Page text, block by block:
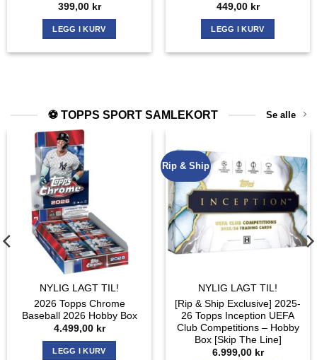
399,00 kr
LEGG I KURV
449,00 kr
LEGG I KURV
⚽ TOPPS SPORT SAMLEKORT Se alle
NYLIG LAGT TIL!
2026 Topps Chrome
Baseball 2026 Hobby Box
4.499,00 kr
LEGG I KURV
Rip & Ship
NYLIG LAGT TIL!
[Rip & Ship Exclusive] 2025-
26 Topps Inception UEFA
Club Competitions – Hobby
Box [Skip The Line]
6.999,00 kr